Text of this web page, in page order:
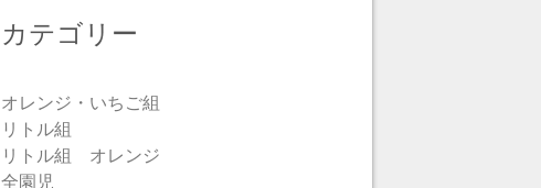
カテゴリー
オレンジ・いちご組
リトル組
リトル組 オレンジ
全園児